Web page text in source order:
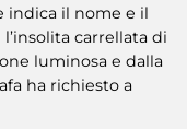
indica il nome e il
carrellata di
luminosa e dalla
ha richiesto a